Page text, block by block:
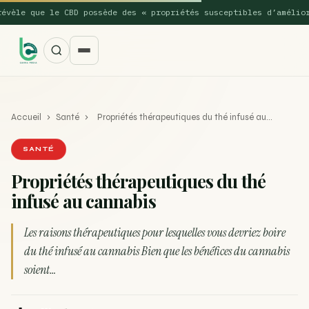
que le CBD possède des « propriétés susceptibles d’améliorer
SUGGESTIONS POPULAIRES
Une nouvelle étude montre que la vaporisation du
cannabis réduit de 99…
ACTU
La recette du Space Cake
Accueil › Santé › Propriétés thérapeutiques du thé infusé au…
SANTÉ
Propriétés thérapeutiques du thé
infusé au cannabis
Les raisons thérapeutiques pour lesquelles vous devriez boire
du thé infusé au cannabis Bien que les bénéfices du cannabis
soient…